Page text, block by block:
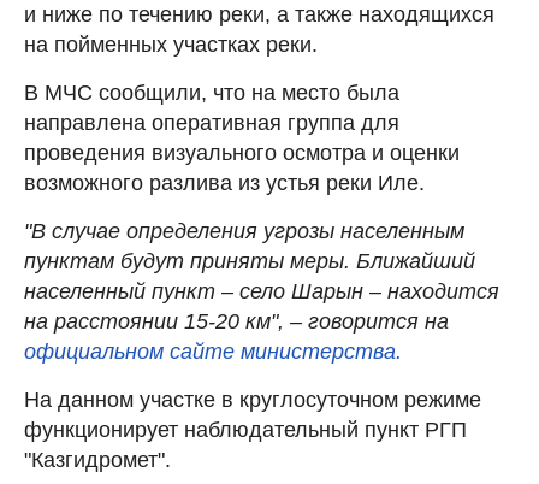
и ниже по течению реки, а также находящихся
на пойменных участках реки.
В МЧС сообщили, что на место была
направлена оперативная группа для
проведения визуального осмотра и оценки
возможного разлива из устья реки Иле.
"В случае определения угрозы населенным
пунктам будут приняты меры. Ближайший
населенный пункт – село Шарын – находится
на расстоянии 15-20 км", – говорится на
официальном сайте министерства.
На данном участке в круглосуточном режиме
функционирует наблюдательный пункт РГП
"Казгидромет".